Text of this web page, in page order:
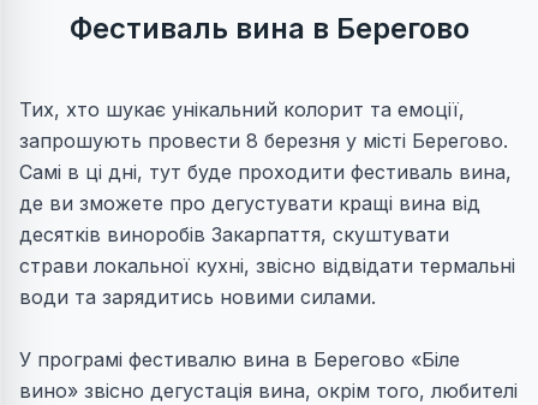
Фестиваль вина в Берегово
Тих, хто шукає унікальний колорит та емоції,
запрошують провести 8 березня у місті Берегово.
Самі в ці дні, тут буде проходити фестиваль вина,
де ви зможете про дегустувати кращі вина від
десятків виноробів Закарпаття, скуштувати
страви локальної кухні, звісно відвідати термальні
води та зарядитись новими силами.
У програмі фестивалю вина в Берегово «Біле
вино» звісно дегустація вина, окрім того, любителі